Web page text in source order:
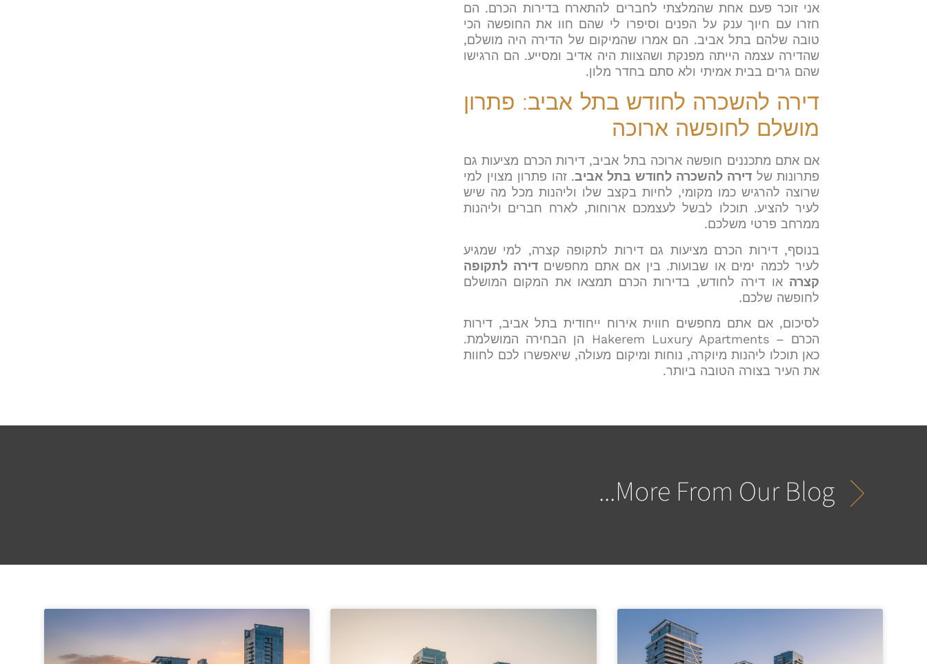
אני זוכר פעם אחת שהמלצתי לחברים להתארח בדירות הכרם. הם
חזרו עם חיוך ענק על הפנים וסיפרו לי שהם חוו את החופשה הכי
טובה שלהם בתל אביב. הם אמרו שהמיקום של הדירה היה מושלם,
שהדירה עצמה הייתה מפנקת ושהצוות היה אדיב ומסייע. הם הרגישו
שהם גרים בבית אמיתי ולא סתם בחדר מלון.
דירה להשכרה לחודש בתל אביב: פתרון
מושלם לחופשה ארוכה
אם אתם מתכננים חופשה ארוכה בתל אביב, דירות הכרם מציעות גם
פתרונות שלדירה להשכרה לחודש בתל אביב. זהו פתרון מצוין למי
שרוצה להרגיש כמו מקומי, לחיות בקצב שלו וליהנות מכל מה שיש
לעיר להציע. תוכלו לבשל לעצמכם ארוחות, לארח חברים וליהנות
ממרחב פרטי משלכם.
בנוסף, דירות הכרם מציעות גם דירות לתקופה קצרה, למי שמגיע
לעיר לכמה ימים או שבועות. בין אם אתם מחפשיםדירה לתקופה
קצרה או דירה לחודש, בדירות הכרם תמצאו את המקום המושלם
לחופשה שלכם.
לסיכום, אם אתם מחפשים חווית אירוח ייחודית בתל אביב, דירות
הכרם – Hakerem Luxury Apartments הן הבחירה המושלמת.
כאן תוכלו ליהנות מיוקרה, נוחות ומיקום מעולה, שיאפשרו לכם לחוות
את העיר בצורה הטובה ביותר.
More From Our Blog...